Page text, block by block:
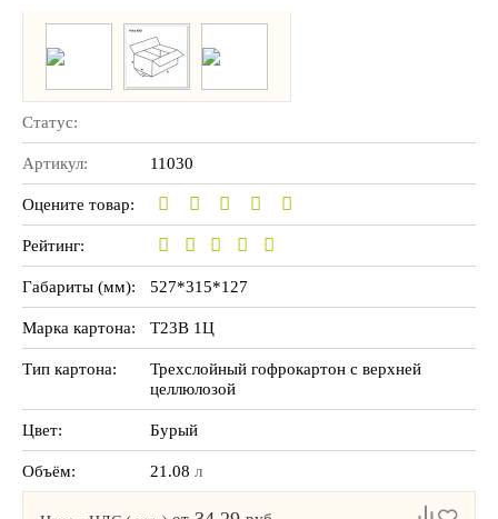
Статус:
Артикул: 11030
Оцените товар:
Рейтинг:
Габариты (мм): 527*315*127
Марка картона: Т23В 1Ц
Тип картона:
Трехслойный гофрокартон с верхней
целлюлозой
Цвет: Бурый
Объём: 21.08 л